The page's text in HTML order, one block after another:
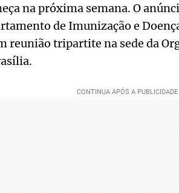
na próxima semana. O
de Imunização e
reunião tripartite na sede da